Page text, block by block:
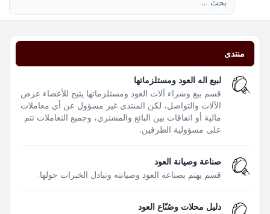
منتدى
لبيع اله العود ومستلزماتها
قسم بيع وشراء آلات العود ومستلزماتها يتيح للأعضاء عرض
الآلات والتواصل، لكن المنتدى غير مسؤول عن أي معاملات
مالية أو اتفاقات بين البائع والمشتري، وجميع التعاملات تتم
على مسؤولية الطرفين.
صناعة وصيانة العود
قسم يهتم بصناعة العود وصيانته وتبادل الخبرات حولها.
دليل محلات وصُنّاع العود